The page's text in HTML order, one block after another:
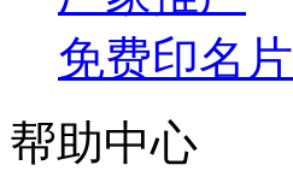
免费印名片
帮助中心